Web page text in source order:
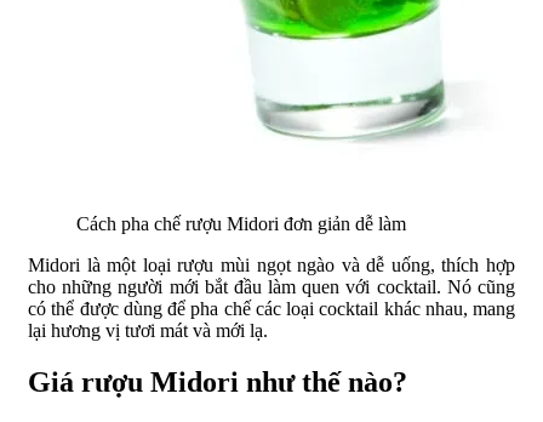
Cách pha chế rượu Midori đơn giản dễ làm
Midori là một loại rượu mùi ngọt ngào và dễ uống, thích hợp
cho những người mới bắt đầu làm quen với cocktail. Nó cũng
có thể được dùng để pha chế các loại cocktail khác nhau, mang
lại hương vị tươi mát và mới lạ.
Giá rượu Midori như thế nào?